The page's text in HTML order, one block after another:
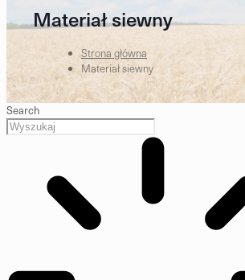
Materiał siewny
Strona główna
Materiał siewny
Search